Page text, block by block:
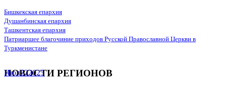
Бишкекская епархия
Душанбинская епархия
Ташкентская епархия
Патриаршее благочиние приходов Русской Православной Церкви в
Туркменистане
НОВОСТИ РЕГИОНОВ
Июл222025